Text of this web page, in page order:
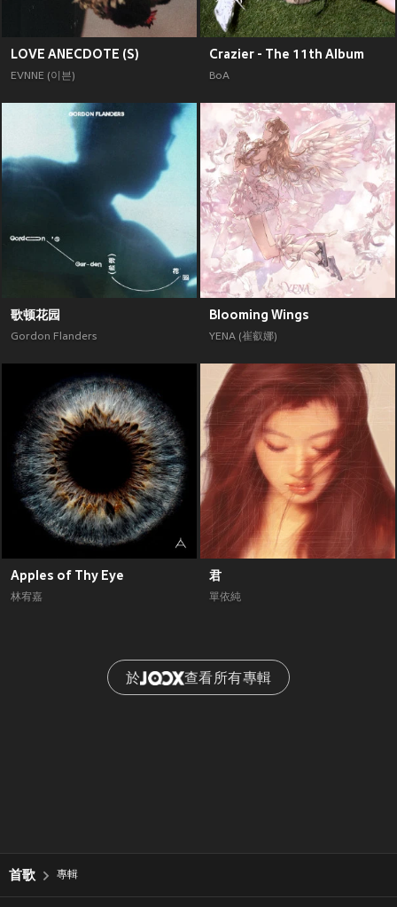
LOVE ANECDOTE (S)
EVNNE (이븐)
Crazier - The 11th Album
BoA
歌顿花园
Gordon Flanders
Blooming Wings
YENA (崔叡娜)
Apples of Thy Eye
林宥嘉
君
單依純
於 查看所有專輯
首歌 專輯